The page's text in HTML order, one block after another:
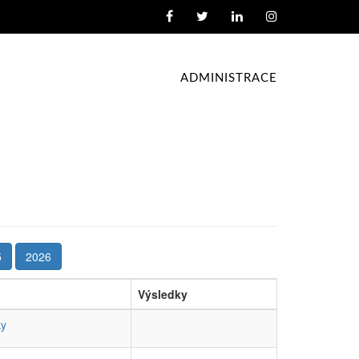
ADMINISTRACE
2026
Výsledky